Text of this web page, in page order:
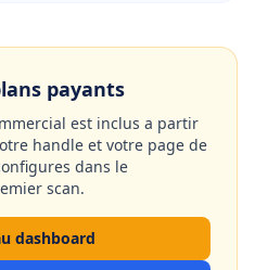
payants
est inclus a partir
handle et votre page de
dans le
scan.
dashboard